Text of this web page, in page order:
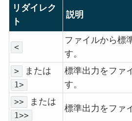
リダイレク
ト
説明
<
ファイルから標
す。
> または
1>
標準出力をファ
す。
>> または
1>>
標準出力をファ